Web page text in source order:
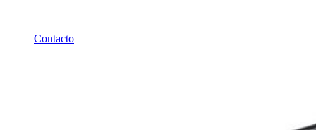
Contacto